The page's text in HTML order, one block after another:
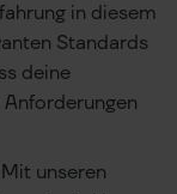
in diesem
Standards
deine
Mit unseren